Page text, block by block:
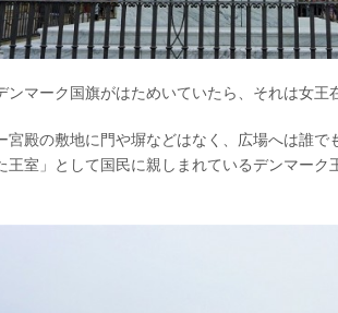
ンマーク国旗がはためいていたら、それは女王
宮殿の敷地に門や塀などはなく、広場へは誰で
王室」として国民に親しまれているデンマーク